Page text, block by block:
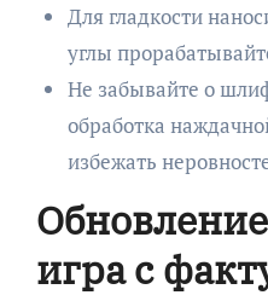
Для гладкости
углы
Не забывайте о
обработка
избежать
игра с